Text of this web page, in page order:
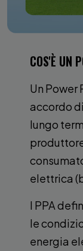
COS'È UN
Un Power
accordo
lungo
elettrica
I PPA
le
energia